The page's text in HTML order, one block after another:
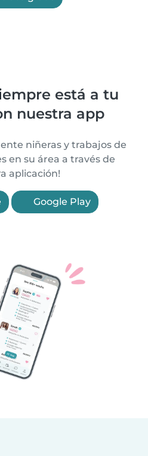
está a tu
nuestra app
niñeras y trabajos de
en su área a través de
aplicación!
Google Play